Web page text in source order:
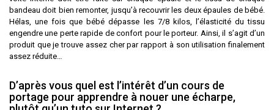
bandeau doit bien remonter, jusqu’à recouvrir les deux épaules de bébé.
Hélas, une fois que bébé dépasse les 7/8 kilos, l’élasticité du tissu
engendre une perte rapide de confort pour le porteur. Ainsi, il s’agit d’un
produit que je trouve assez cher par rapport à son utilisation finalement
assez réduite…
D’après vous quel est l’intérêt d’un cours de
portage pour apprendre à nouer une écharpe,